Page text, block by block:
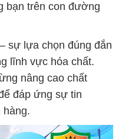
bạn trên con đường
sự lựa chọn đúng đắn
lĩnh vực hóa chất.
nâng cao chất
đáp ứng sự tin
hàng.